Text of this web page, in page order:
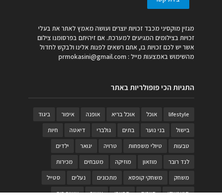
מגזין מוקסיני מכבד זכויות יוצרים ועושה מאמץ לאתר את בעלי
זכויות בצילומים המגיעים למערכת. אם זיהיתם בפרסומנו צילום
אשר יש לכם זכויות בו, אתם רשאים לפנות אלינו ולבקש לחדול
מהשימוש באמצעות מייל : prmokasini@gmail.com
התגיות הכי פופולריות באתר
lifestyle אוכל אוכל בריא אופנה איפור
ביגוד
בישול
בני נוער בתים גולברי דיאטה
חיות
טבעות
טיולי משפחות טרויה יגואר
ילדים
לנד רובר
מוזאון מוזיקה מטבחים
מכירות
משחק
משחקי קופסא מתכונים נעלים
סטייל
סטימצקי
סיורים ספארי עיצוב עיצוב בית